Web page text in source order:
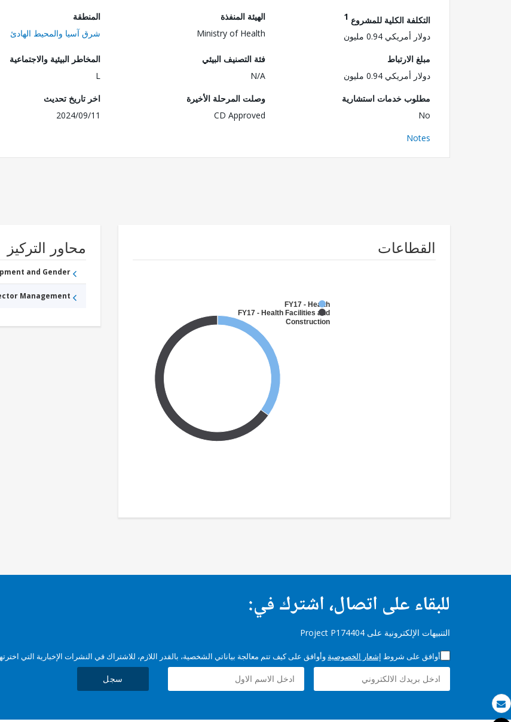
بريد الكتروني
التكلفة الكلية للمشروع 1
دولار أمريكي 0.94 مليون
الهيئة المنفذة
Ministry of Health
المنطقة
شرق آسيا والمحيط الهادئ
مبلغ الارتباط
دولار أمريكي 0.94 مليون
فئة التصنيف البيئي
N/A
المخاطر البيئية والاجتماعية
L
مطلوب خدمات استشارية
No
وصلت المرحلة الأخيرة
CD Approved
اخر تاريخ تحديث
2024/09/11
Notes
القطاعات
FY17 - Health
FY17 - Health Facilities and
Construction
محاور التركيز
and Gender
Management
للبقاء على اتصال، اشترك في:
التنبيهات الإلكترونية على Project P174404
أوافق على شروط إشعار الخصوصية وأوافق على كيف تتم معالجة بياناتي الشخصية، بالقدر اللازم، للاشتراك في النشرات الإخبارية التي
سجل